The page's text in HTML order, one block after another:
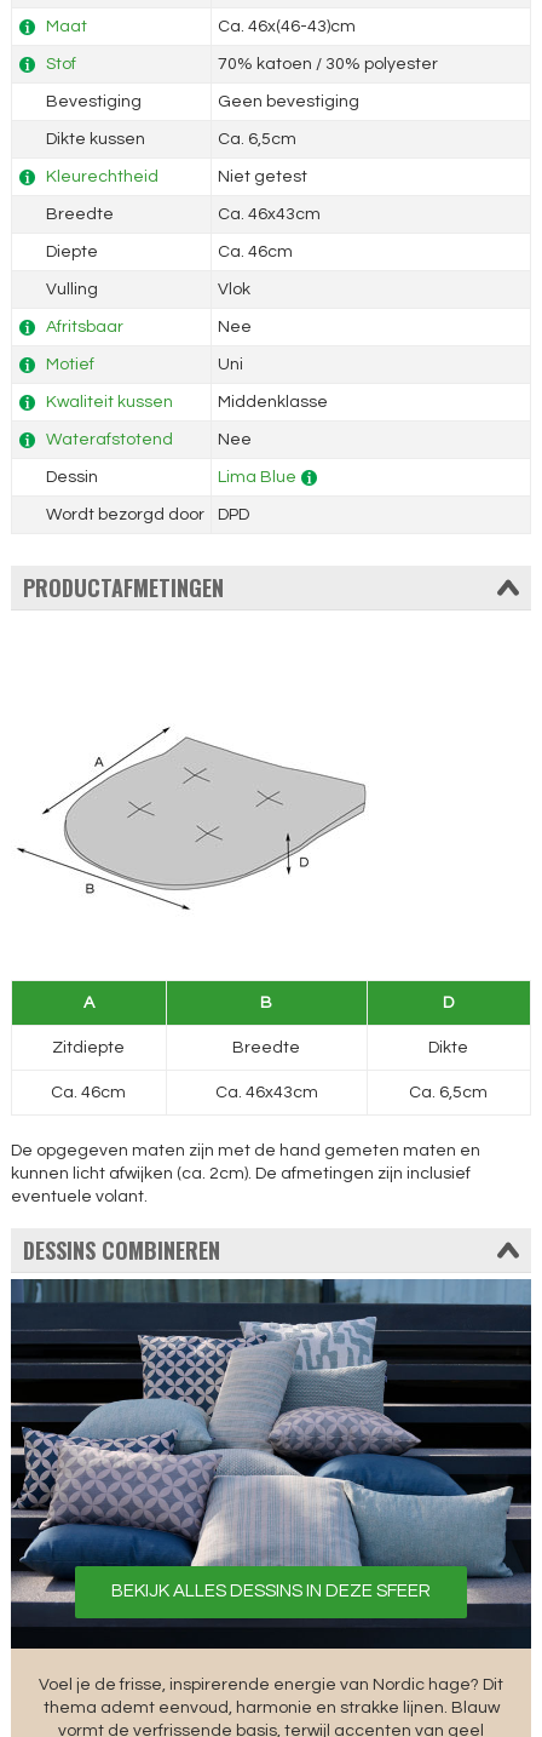
Maat Ca. 46x(46-43)cm
Stof 70% katoen / 30% polyester
Bevestiging Geen bevestiging
Dikte kussen Ca. 6,5cm
Kleurechtheid Niet getest
Breedte Ca. 46x43cm
Diepte Ca. 46cm
Vulling Vlok
Afritsbaar Nee
Motief Uni
Kwaliteit kussen Middenklasse
Waterafstotend Nee
Dessin Lima Blue
Wordt bezorgd door DPD
PRODUCTAFMETINGEN
A B D
Zitdiepte Breedte Dikte
Ca. 46cm Ca. 46x43cm Ca. 6,5cm
De opgegeven maten zijn met de hand gemeten maten en
kunnen licht afwijken (ca. 2cm). De afmetingen zijn inclusief
eventuele volant.
DESSINS COMBINEREN
BEKIJK ALLES DESSINS IN DEZE SFEER
Voel je de frisse, inspirerende energie van Nordic hage? Dit
thema ademt eenvoud, harmonie en strakke lijnen. Blauw
vormt de verfrissende basis, terwijl accenten van geel